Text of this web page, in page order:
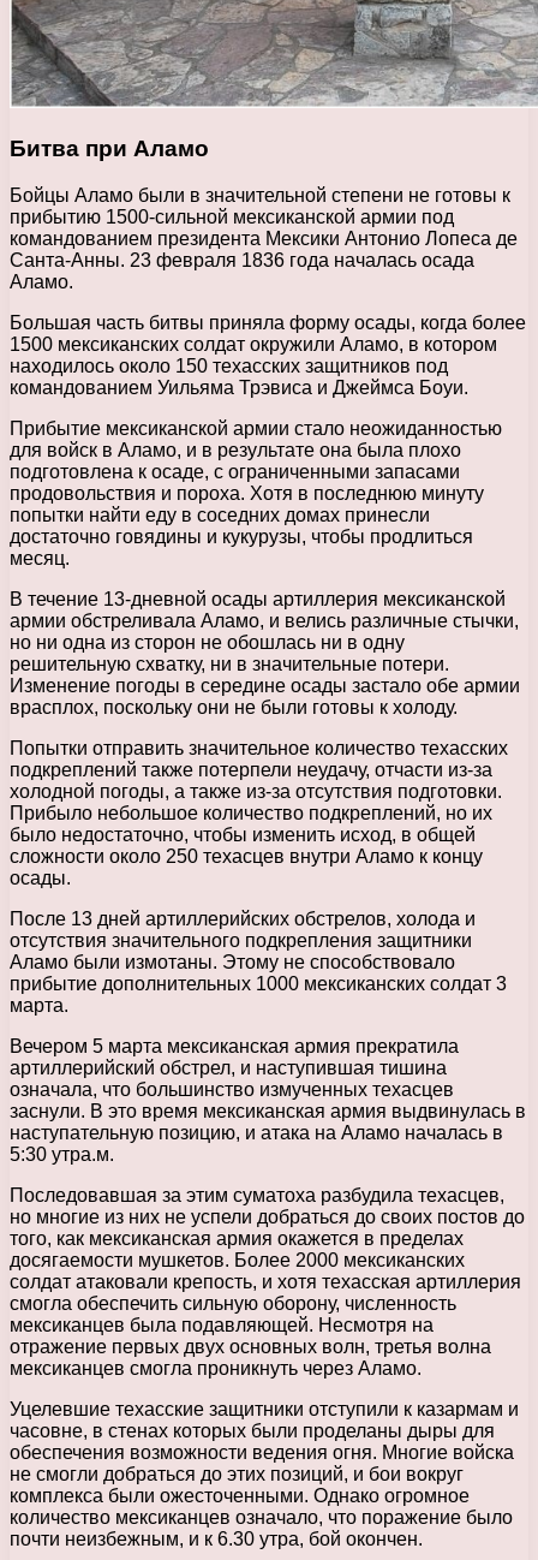
Битва при Аламо
Бойцы Аламо были в значительной степени не готовы к
прибытию 1500-сильной мексиканской армии под
командованием президента Мексики Антонио Лопеса де
Санта-Анны. 23 февраля 1836 года началась осада
Аламо.
Большая часть битвы приняла форму осады, когда более
1500 мексиканских солдат окружили Аламо, в котором
находилось около 150 техасских защитников под
командованием Уильяма Трэвиса и Джеймса Боуи.
Прибытие мексиканской армии стало неожиданностью
для войск в Аламо, и в результате она была плохо
подготовлена ​​к осаде, с ограниченными запасами
продовольствия и пороха. Хотя в последнюю минуту
попытки найти еду в соседних домах принесли
достаточно говядины и кукурузы, чтобы продлиться
месяц.
В течение 13-дневной осады артиллерия мексиканской
армии обстреливала Аламо, и велись различные стычки,
но ни одна из сторон не обошлась ни в одну
решительную схватку, ни в значительные потери.
Изменение погоды в середине осады застало обе армии
врасплох, поскольку они не были готовы к холоду.
Попытки отправить значительное количество техасских
подкреплений также потерпели неудачу, отчасти из-за
холодной погоды, а также из-за отсутствия подготовки.
Прибыло небольшое количество подкреплений, но их
было недостаточно, чтобы изменить исход, в общей
сложности около 250 техасцев внутри Аламо к концу
осады.
После 13 дней артиллерийских обстрелов, холода и
отсутствия значительного подкрепления защитники
Аламо были измотаны. Этому не способствовало
прибытие дополнительных 1000 мексиканских солдат 3
марта.
Вечером 5 марта мексиканская армия прекратила
артиллерийский обстрел, и наступившая тишина
означала, что большинство измученных техасцев
заснули. В это время мексиканская армия выдвинулась в
наступательную позицию, и атака на Аламо началась в
5:30 утра.м.
Последовавшая за этим суматоха разбудила техасцев,
но многие из них не успели добраться до своих постов до
того, как мексиканская армия окажется в пределах
досягаемости мушкетов. Более 2000 мексиканских
солдат атаковали крепость, и хотя техасская артиллерия
смогла обеспечить сильную оборону, численность
мексиканцев была подавляющей. Несмотря на
отражение первых двух основных волн, третья волна
мексиканцев смогла проникнуть через Аламо.
Уцелевшие техасские защитники отступили к казармам и
часовне, в стенах которых были проделаны дыры для
обеспечения возможности ведения огня. Многие войска
не смогли добраться до этих позиций, и бои вокруг
комплекса были ожесточенными. Однако огромное
количество мексиканцев означало, что поражение было
почти неизбежным, и к 6.30 утра, бой окончен.